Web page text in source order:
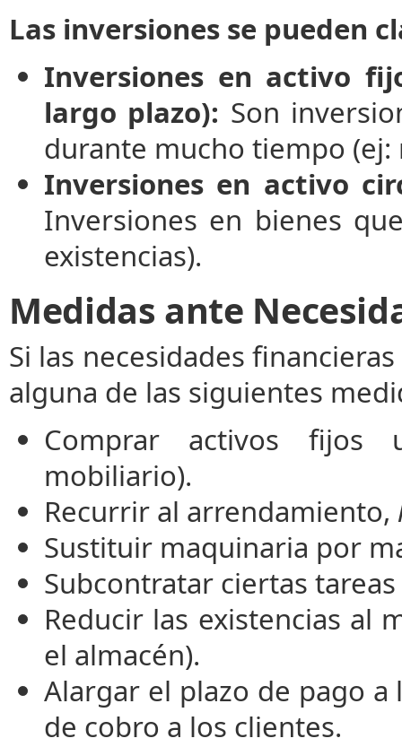
Las inversiones se pueden
Inversiones en activo
largo plazo): Son
durante mucho tiempo (ej:
Inversiones en activo
Inversiones en bienes
existencias).
Medidas ante
Si las necesidades
alguna de las siguientes
Comprar activos fijos
mobiliario).
Recurrir al arrendamiento,
Sustituir maquinaria por
Subcontratar ciertas
Reducir las existencias al
el almacén).
Alargar el plazo de pago
de cobro a los clientes.